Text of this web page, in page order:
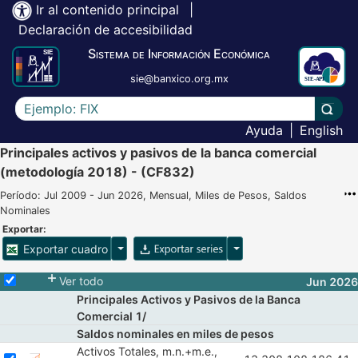
Ir al contenido principal
Declaración de accesibilidad
Sistema de Información Económica
sie@banxico.org.mx
Escriba el texto a buscar
Ayuda
English
Principales activos y pasivos de la banca comercial
(metodología 2018) - (CF832)
Período: Jul 2009 - Jun 2026, Mensual, Miles de Pesos, Saldos
Nominales
Exportar:
Exportar cuadro Opciones para exportar cuadroOpciones para exportar
Selecciona o desmarca todas las series
Ver todo
Jun 2026
Principales Activos y Pasivos de la Banca
Comercial 1/
Saldos nominales en miles de pesos
Activos Totales, m.n.+m.e.,